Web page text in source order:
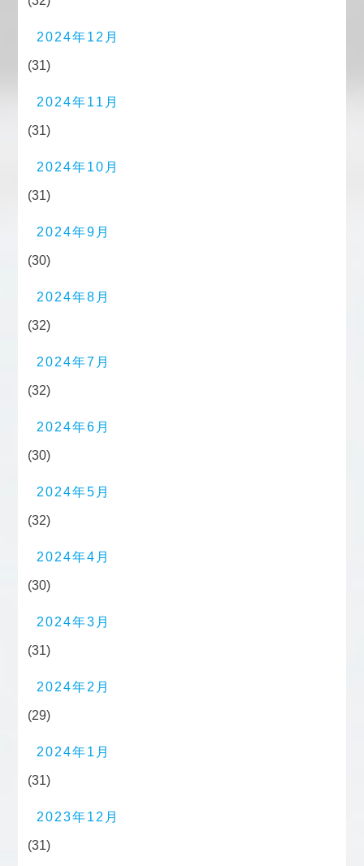
2024年12月
(31)
2024年11月
(31)
2024年10月
(31)
2024年9月
(30)
2024年8月
(32)
2024年7月
(32)
2024年6月
(30)
2024年5月
(32)
2024年4月
(30)
2024年3月
(31)
2024年2月
(29)
2024年1月
(31)
2023年12月
(31)